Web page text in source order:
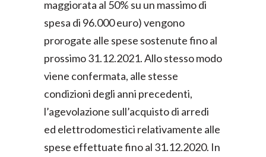
maggiorata al 50% su un massimo di
spesa di 96.000 euro) vengono
prorogate alle spese sostenute fino al
prossimo 31.12.2021. Allo stesso modo
viene confermata, alle stesse
condizioni degli anni precedenti,
l’agevolazione sull’acquisto di arredi
ed elettrodomestici relativamente alle
spese effettuate fino al 31.12.2020. In